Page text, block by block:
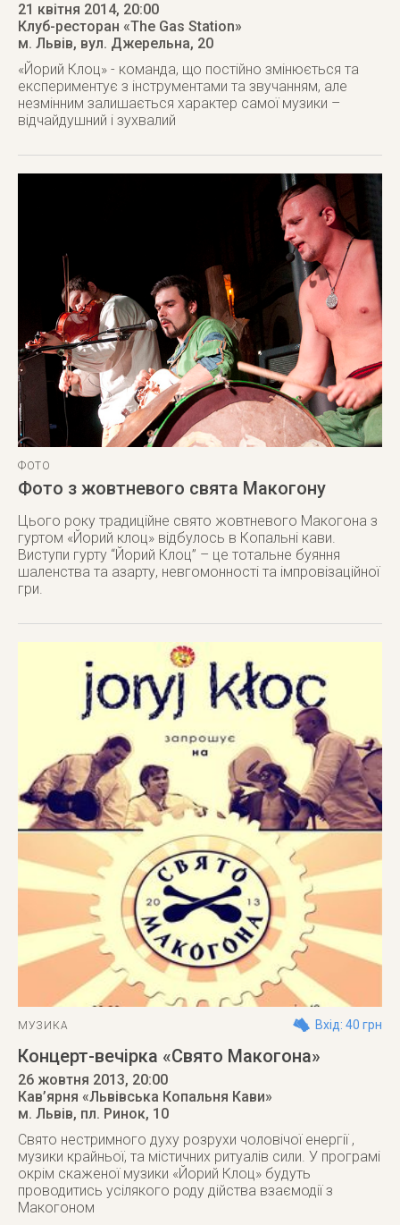
21 квітня 2014, 20:00
Клуб-ресторан «The Gas Station»
м. Львів, вул. Джерельна, 20
«Йорий Клоц» - команда, що постійно змінюється та
експериментує з інструментами та звучанням, але
незмінним залишається характер самої музики –
відчайдушний і зухвалий
ФОТО
Фото з жовтневого свята Макогону
Цього року традиційне свято жовтневого Макогона з
гуртом «Йорий клоц» відбулось в Копальні кави.
Виступи гурту “Йорий Клоц” – це тотальне буяння
шаленства та азарту, невгомонності та імпровізаційної
гри.
МУЗИКА Вхід: 40 грн
Концерт-вечірка «Свято Макогона»
26 жовтня 2013, 20:00
Кав’ярня «Львівська Копальня Кави»
м. Львів, пл. Ринок, 10
Свято нестримного духу розрухи чоловічої енергії ,
музики крайньої, та містичних ритуалів сили. У програмі
окрім скаженої музики «Йорий Клоц» будуть
проводитись усілякого роду дійства взаємодії з
Макогоном